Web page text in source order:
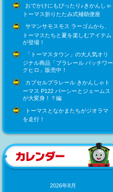
おでかけにもぴったり♪きかんしゃ
トーマス折りたたみ式補助便座
サマンサモスモス ラーゴムから、
トーマスたちと夏を楽しむアイテム
が登場！
「トーマスタウン」の大人気オリ
ジナル商品「プラレール パッチワー
クヒロ」販売中！
カプセルプラレール きかんしゃト
ーマス P122 パーシーとジェームス
が大変身！？編
トーマスとなかまたちがジオラマ
を走行！
2026年8月